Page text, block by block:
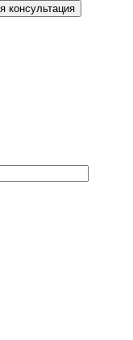
консультация